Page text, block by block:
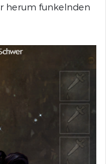
herum funkelnden